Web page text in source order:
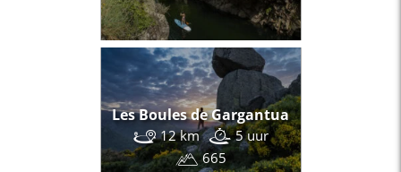
Les Boules de Gargantua
12 km
5 uur
665